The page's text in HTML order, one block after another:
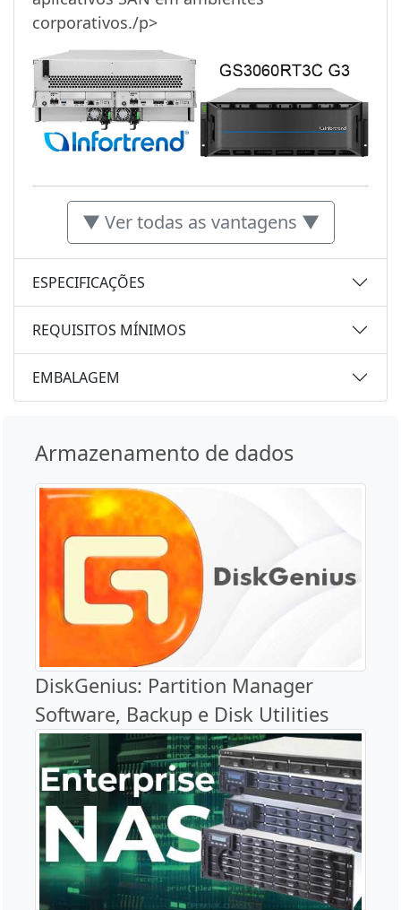
corporativos./p>
▼ Ver todas as vantagens ▼
ESPECIFICAÇÕES
REQUISITOS MÍNIMOS
EMBALAGEM
Armazenamento de dados
DiskGenius: Partition Manager
Software, Backup e Disk Utilities